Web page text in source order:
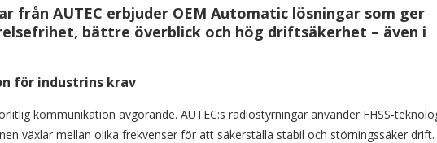
från AUTEC erbjuder OEM Automatic lösningar som ger
bättre överblick och hög driftsäkerhet – även i
för industrins krav
kommunikation avgörande. AUTEC:s radiostyrningar använder FHSS-
växlar mellan olika frekvenser för att säkerställa stabil och störningssäker